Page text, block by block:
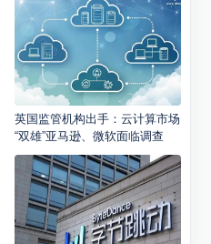
英国监管机构出手：云计算市场
“双雄”亚马逊、微软面临调查